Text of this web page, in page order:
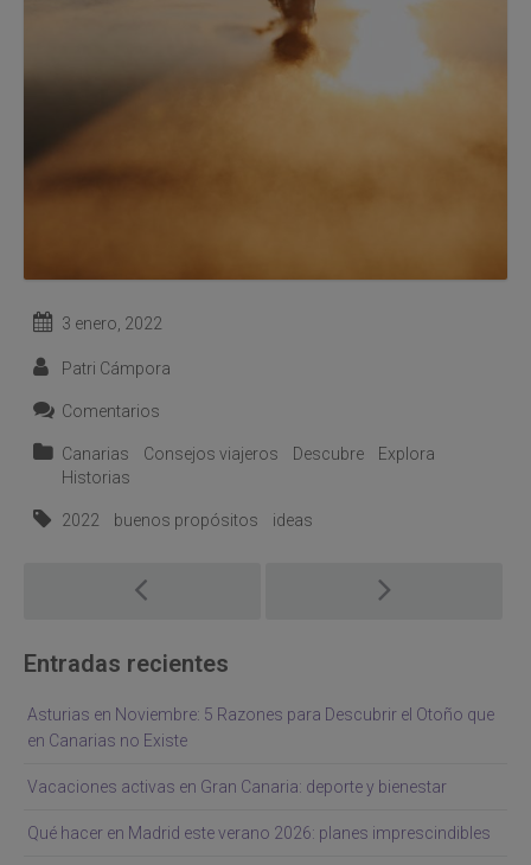
3 enero, 2022
Patri Cámpora
Comentarios
Canarias Consejos viajeros Descubre
Explora
Historias
2022 buenos propósitos ideas
navigation
Entradas recientes
Asturias en Noviembre: 5 Razones para Descubrir el Otoño que
en Canarias no Existe
Vacaciones activas en Gran Canaria: deporte y bienestar
Qué hacer en Madrid este verano 2026: planes imprescindibles